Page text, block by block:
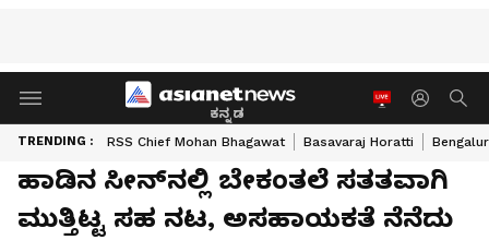
ಕನ್ನಡ
TRENDING : RSS Chief Mohan Bhagawat Basavaraj Horatti
ಹಾಡಿನ ಸೀನ್‌ನಲ್ಲಿ ಬೇಕಂತಲೆ ಸತತವಾಗಿ
ಮುತ್ತಿಟ್ಟ ಸಹ ನಟ, ಅಸಹಾಯಕತೆ ನೆನೆದು